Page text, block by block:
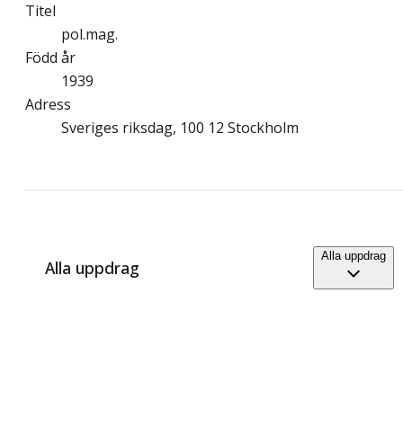
Titel
pol.mag.
Född år
1939
Adress
Sveriges riksdag, 100 12 Stockholm
Alla uppdrag
Alla uppdrag